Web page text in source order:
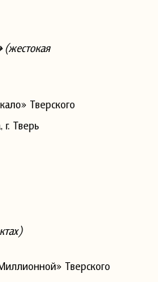
(жестокая
Тверского
г. Тверь
трех актах)
Тверского